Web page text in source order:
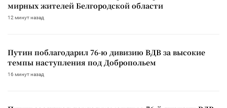
мирных жителей Белгородской области
12 минут назад
Путин поблагодарил 76-ю дивизию ВДВ за высокие
темпы наступления под Добропольем
16 минут назад